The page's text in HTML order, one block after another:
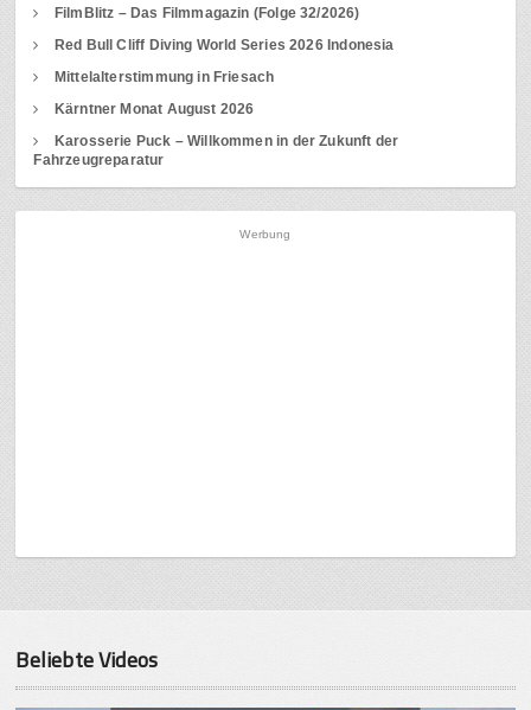
FilmBlitz – Das Filmmagazin (Folge 32/2026)
Red Bull Cliff Diving World Series 2026 Indonesia
Mittelalterstimmung in Friesach
Kärntner Monat August 2026
Karosserie Puck – Willkommen in der Zukunft der
Fahrzeugreparatur
Werbung
Beliebte Videos